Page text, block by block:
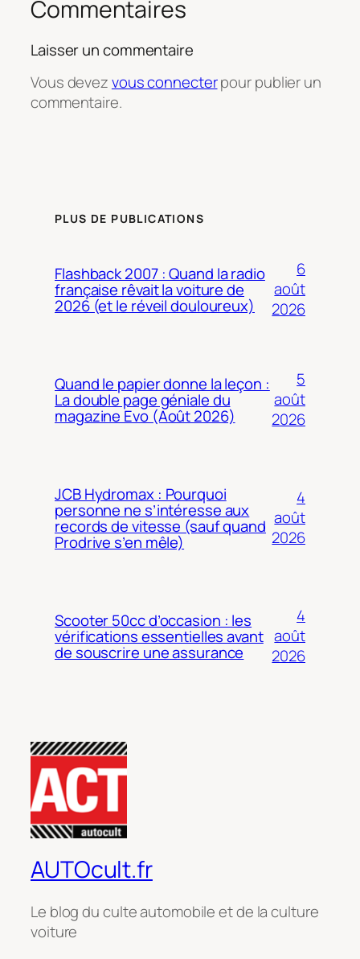
Commentaires
Laisser un commentaire
Vous devezvous connecterpour publier un
commentaire.
PLUS DE PUBLICATIONS
Flashback 2007 : Quand la radio
française rêvait la voiture de
2026 (et le réveil douloureux)
6
août
2026
Quand le papier donne la leçon :
La double page géniale du
magazine Evo (Août 2026)
5
août
2026
JCB Hydromax : Pourquoi
personne ne s’intéresse aux
records de vitesse (sauf quand
Prodrive s’en mêle)
4
août
2026
Scooter 50cc d’occasion : les
vérifications essentielles avant
de souscrire une assurance
4
août
2026
AUTOcult.fr
Le blog du culte automobile et de la culture
voiture